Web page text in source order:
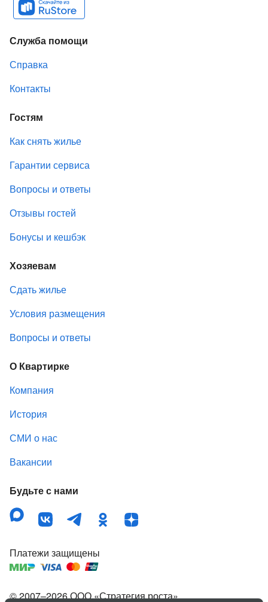
Служба помощи
Справка
Контакты
Гостям
Как снять жилье
Гарантии сервиса
Вопросы и ответы
Отзывы гостей
Бонусы и кешбэк
Хозяевам
Сдать жилье
Условия размещения
Вопросы и ответы
О Квартирке
Компания
История
СМИ о нас
Вакансии
Будьте с нами
© 2007–2026ООО «Стратегия роста»,
Платежи защищены